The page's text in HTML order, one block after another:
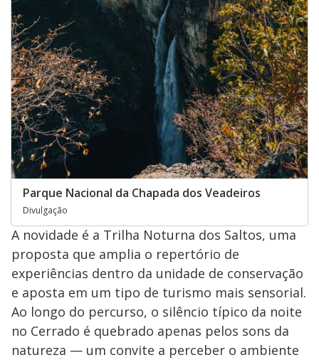
Parque Nacional da Chapada dos Veadeiros
Divulgação
A novidade é a Trilha Noturna dos Saltos, uma
proposta que amplia o repertório de
experiências dentro da unidade de conservação
e aposta em um tipo de turismo mais sensorial.
Ao longo do percurso, o silêncio típico da noite
no Cerrado é quebrado apenas pelos sons da
natureza — um convite a perceber o ambiente